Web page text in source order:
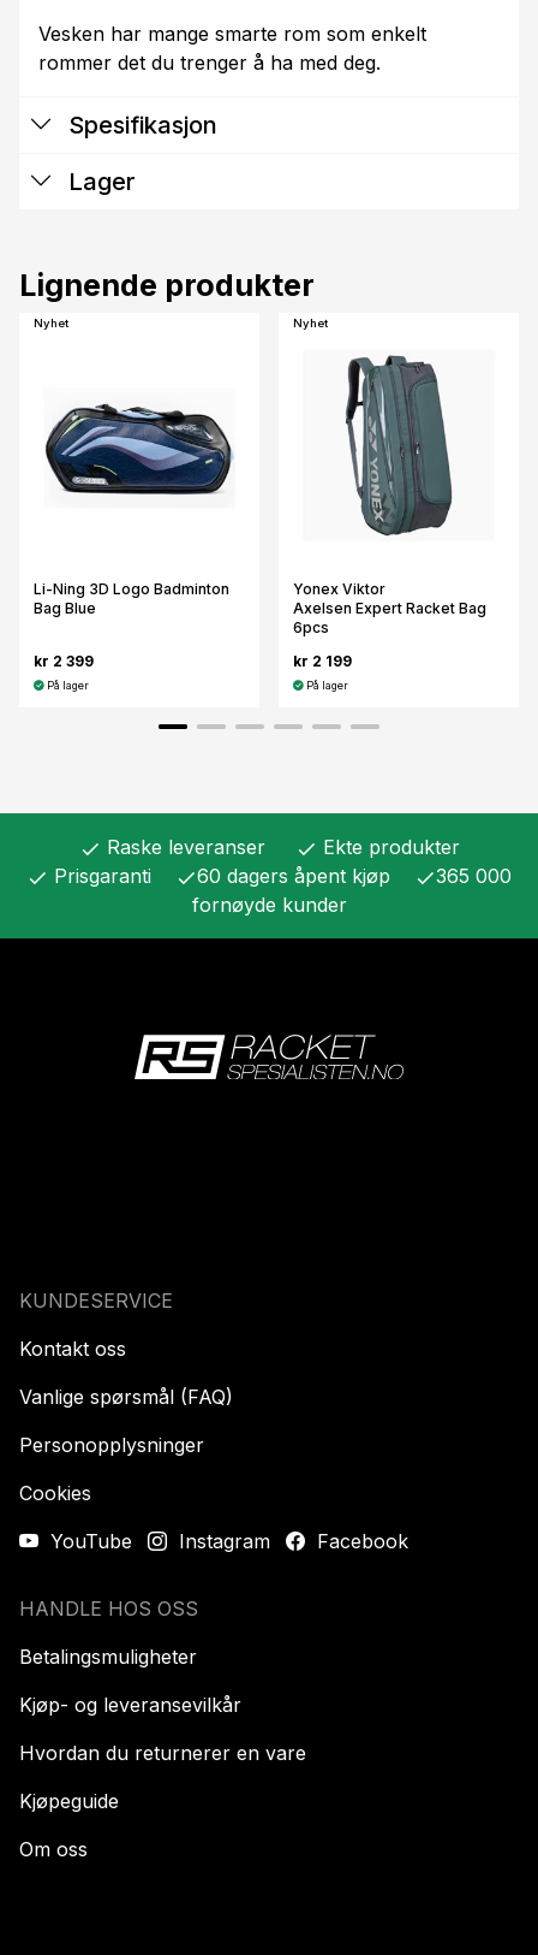
Vesken har mange smarte rom som enkelt
rommer det du trenger å ha med deg.
Spesifikasjon
Lager
Lignende produkter
Nyhet
Li-Ning 3D Logo Badminton
Bag Blue
kr 2 399
På lager
Nyhet
Yonex Viktor
Axelsen Expert Racket Bag
6pcs
kr 2 199
På lager
check Raske leveranser check Ekte produkter
check Prisgaranti check60 dagers åpent kjøp check365 000
fornøyde kunder
KUNDESERVICE
Kontakt oss
Vanlige spørsmål (FAQ)
Personopplysninger
Cookies
YouTube
Instagram Facebook
HANDLE HOS OSS
Betalingsmuligheter
Kjøp- og leveransevilkår
Hvordan du returnerer en vare
Kjøpeguide
Om oss